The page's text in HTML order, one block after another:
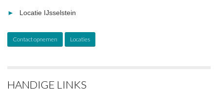
Locatie IJsselstein
Contact opnemen Locaties
HANDIGE LINKS